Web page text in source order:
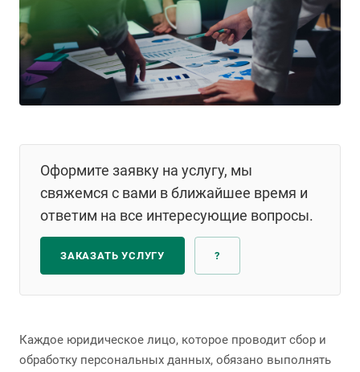
Оформите заявку на услугу, мы
свяжемся с вами в ближайшее время и
ответим на все интересующие вопросы.
ЗАКАЗАТЬ УСЛУГУ ?
Каждое юридическое лицо, которое проводит сбор и
обработку персональных данных, обязано выполнять